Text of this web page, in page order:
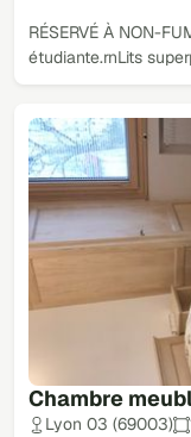
RÉSERVÉ À NON-
étudiante.rnLits
Chambre
Lyon 03 (69003)